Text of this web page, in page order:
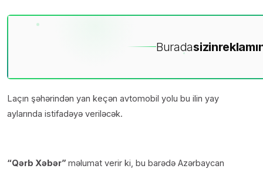
Buradasizin
Laçın şəhərindən yan keçən avtomobil yolu bu ilin yay
aylarında istifadəyə veriləcək.
“Qərb Xəbər” məlumat verir ki, bu barədə Azərbaycan